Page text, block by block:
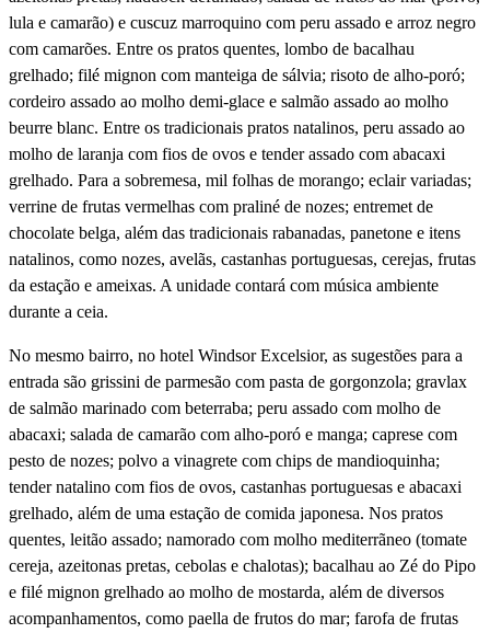
lula e camarão) e cuscuz marroquino com peru assado e arroz negro
com camarões. Entre os pratos quentes, lombo de bacalhau
grelhado; filé mignon com manteiga de sálvia; risoto de alho-poró;
cordeiro assado ao molho demi-glace e salmão assado ao molho
beurre blanc. Entre os tradicionais pratos natalinos, peru assado ao
molho de laranja com fios de ovos e tender assado com abacaxi
grelhado. Para a sobremesa, mil folhas de morango; eclair variadas;
verrine de frutas vermelhas com praliné de nozes; entremet de
chocolate belga, além das tradicionais rabanadas, panetone e itens
natalinos, como nozes, avelãs, castanhas portuguesas, cerejas, frutas
da estação e ameixas. A unidade contará com música ambiente
durante a ceia.
No mesmo bairro, no hotel Windsor Excelsior, as sugestões para a
entrada são grissini de parmesão com pasta de gorgonzola; gravlax
de salmão marinado com beterraba; peru assado com molho de
abacaxi; salada de camarão com alho-poró e manga; caprese com
pesto de nozes; polvo a vinagrete com chips de mandioquinha;
tender natalino com fios de ovos, castanhas portuguesas e abacaxi
grelhado, além de uma estação de comida japonesa. Nos pratos
quentes, leitão assado; namorado com molho mediterrãneo (tomate
cereja, azeitonas pretas, cebolas e chalotas); bacalhau ao Zé do Pipo
e filé mignon grelhado ao molho de mostarda, além de diversos
acompanhamentos, como paella de frutos do mar; farofa de frutas